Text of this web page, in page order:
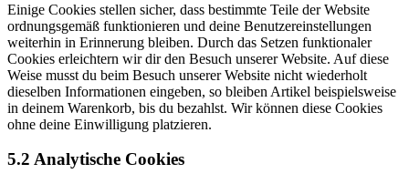
Einige Cookies stellen sicher, dass bestimmte Teile der Website
ordnungsgemäß funktionieren und deine Benutzereinstellungen
weiterhin in Erinnerung bleiben. Durch das Setzen funktionaler
Cookies erleichtern wir dir den Besuch unserer Website. Auf diese
Weise musst du beim Besuch unserer Website nicht wiederholt
dieselben Informationen eingeben, so bleiben Artikel beispielsweise
in deinem Warenkorb, bis du bezahlst. Wir können diese Cookies
ohne deine Einwilligung platzieren.
5.2 Analytische Cookies